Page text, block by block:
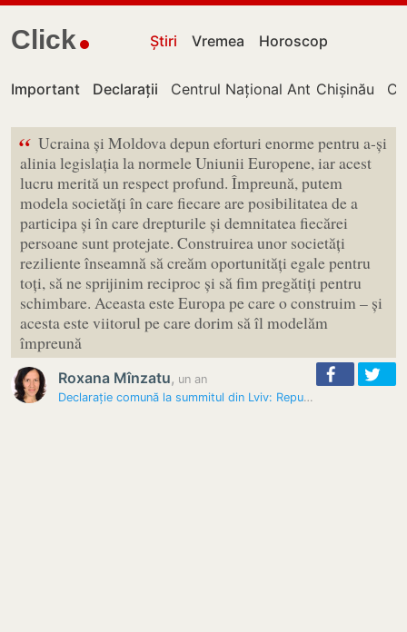
Click Știri Vremea Horoscop
Important Declarații Centrul Național Anticorupție
Chișinău
“ Ucraina și Moldova depun eforturi enorme pentru a-și
alinia legislația la normele Uniunii Europene, iar acest
lucru merită un respect profund. Împreună, putem
modela societăți în care fiecare are posibilitatea de a
participa și în care drepturile și demnitatea fiecărei
persoane sunt protejate. Construirea unor societăți
reziliente înseamnă să creăm oportunități egale pentru
toți, să ne sprijinim reciproc și să fim pregătiți pentru
schimbare. Aceasta este Europa pe care o construim – și
acesta este viitorul pe care dorim să îl modelăm
împreună
Roxana Mînzatu, un an
Declarație comună la summitul din Lviv: Republica Moldova și Ucraina,…